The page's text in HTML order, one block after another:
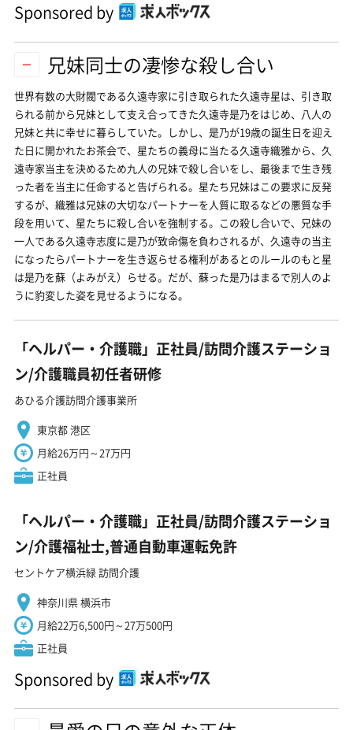
Sponsored by
兄妹同士の凄惨な殺し合い
世界有数の大財閥である久遠寺家に引き取られた久遠寺星は、引き取
られる前から兄妹として支え合ってきた久遠寺是乃をはじめ、八人の
兄妹と共に幸せに暮らしていた。しかし、是乃が19歳の誕生日を迎え
た日に開かれたお茶会で、星たちの義母に当たる久遠寺織雅から、久
遠寺家当主を決めるため九人の兄妹で殺し合いをし、最後まで生き残
った者を当主に任命すると告げられる。星たち兄妹はこの要求に反発
するが、織雅は兄妹の大切なパートナーを人質に取るなどの悪質な手
段を用いて、星たちに殺し合いを強制する。この殺し合いで、兄妹の
一人である久遠寺志度に是乃が致命傷を負わされるが、久遠寺の当主
になったらパートナーを生き返らせる権利があるとのルールのもと星
は是乃を蘇（よみがえ）らせる。だが、蘇った是乃はまるで別人のよ
うに豹変した姿を見せるようになる。
「ヘルパー・介護職」正社員/訪問介護ステーショ
ン/介護職員初任者研修
あひる介護訪問介護事業所
東京都 港区
月給26万円～27万円
正社員
「ヘルパー・介護職」正社員/訪問介護ステーショ
ン/介護福祉士,普通自動車運転免許
セントケア横浜緑 訪問介護
神奈川県 横浜市
月給22万6,500円～27万500円
正社員
Sponsored by